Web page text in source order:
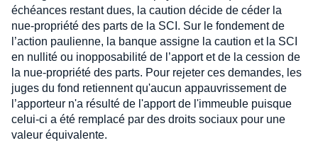
échéances restant dues, la caution décide de céder la
nue-propriété des parts de la SCI. Sur le fondement de
l’action paulienne, la banque assigne la caution et la SCI
en nullité ou inopposabilité de l’apport et de la cession de
la nue-propriété des parts. Pour rejeter ces demandes, les
juges du fond retiennent qu'aucun appauvrissement de
l’apporteur n'a résulté de l'apport de l'immeuble puisque
celui-ci a été remplacé par des droits sociaux pour une
valeur équivalente.